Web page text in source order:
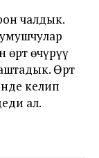
чалдык.
өрт өчүрүү
Өрт
келип
ал.